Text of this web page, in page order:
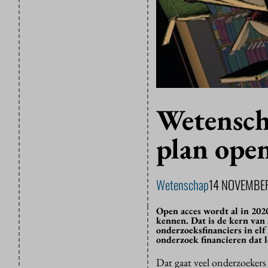
plan
Wetenschap14
Open acces wordt al in
kennen. Dat is de kern van
onderzoeksfinanciers in elf
onderzoek financieren
Dat gaat veel